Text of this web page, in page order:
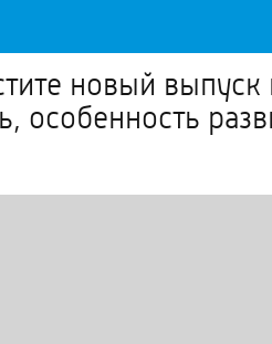
новый
особенность